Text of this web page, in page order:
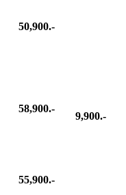
50,900.-
9,900.-
58,900.-
55,900.-